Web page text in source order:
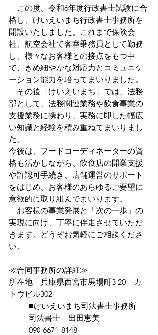
この度、令和6年度行政書士試験に合
格し、けいえいまち行政書士事務所を
開設いたしました。これまで保険会
社、航空会社で客室乗務員として勤務
し、様々なお客様との接点をもつ中
で、きめ細やかな対応力とコミュニケ
ーション能力を培ってまいりました。
その後「けいえいまち」では、法務
部として、法務関連業務や飲食事業の
支援業務に携わり、実務に即した幅広
い知識と経験を積み重ねてまいりまし
た。
今後は、フードコーディネーターの資
格も活かしながら、飲食店の開業支援
や許認可手続き、店舗運営のサポート
をはじめ、お客様のあらゆるご要望に
意欲的に取り組んでまいります。
お客様の事業発展と「次の一歩」の
実現に向け、丁寧に伴走させていただ
きます。どうぞお気軽にご相談くださ
い。
≪合同事務所の詳細≫
所在地　兵庫県西宮市馬場町3-20　カ
トウビル302
	■けいえいまち司法書士事務所
	090-6671-8148